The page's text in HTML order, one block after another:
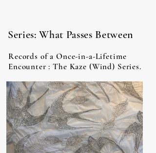
Series: What Passes Between
Records of a Once-in-a-Lifetime
Encounter : The Kaze (Wind) Series.